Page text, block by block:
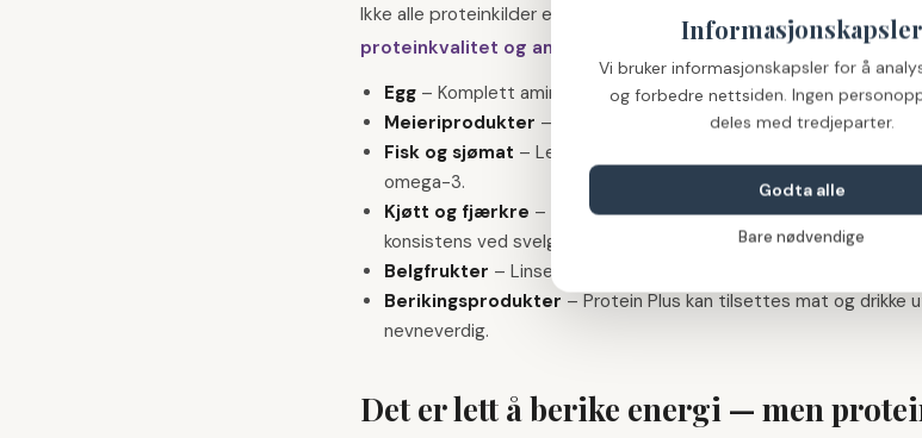
Ikke alle proteinkilder er like effektive. Leucin-rike kilder
proteinkvalitet og aminosyrescore:
Egg – Komplett aminosyreprofil, lett å tilberede i mange former.
Meieriprodukter –
Melk, yoghurt og ost er leucin-rike.
Fisk og sjømat – Lettfordøyelig protein med god
omega-3.
Kjøtt og fjærkre –
Kroppen tar opp proteinet svært godt (høy
konsistens ved svelgevansker.
Belgfrukter – Linser, bønner og erter gir protein samt fiber. Bør
Berikingsprodukter – Protein Plus kan tilsettes mat og drikke
nevneverdig.
Det er lett å berike energi — men
Informasjonskapsler
Vi bruker informasjonskapsler for å
og forbedre nettsiden. Ingen
deles med tredjeparter.
Godta alle
Bare nødvendige